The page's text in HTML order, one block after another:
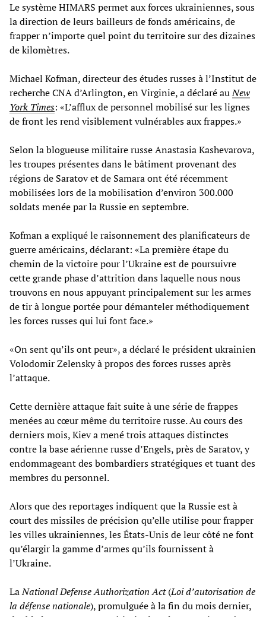
Le système HIMARS permet aux forces ukrainiennes, sous
la direction de leurs bailleurs de fonds américains, de
frapper n’importe quel point du territoire sur des dizaines
de kilomètres.
Michael Kofman, directeur des études russes à l’Institut de
recherche CNA d’Arlington, en Virginie, a déclaré auNew
York Times: «L’afflux de personnel mobilisé sur les lignes
de front les rend visiblement vulnérables aux frappes.»
Selon la blogueuse militaire russe Anastasia Kashevarova,
les troupes présentes dans le bâtiment provenant des
régions de Saratov et de Samara ont été récemment
mobilisées lors de la mobilisation d’environ 300.000
soldats menée par la Russie en septembre.
Kofman a expliqué le raisonnement des planificateurs de
guerre américains, déclarant: «La première étape du
chemin de la victoire pour l’Ukraine est de poursuivre
cette grande phase d’attrition dans laquelle nous nous
trouvons en nous appuyant principalement sur les armes
de tir à longue portée pour démanteler méthodiquement
les forces russes qui lui font face.»
«On sent qu’ils ont peur», a déclaré le président ukrainien
Volodomir Zelensky à propos des forces russes après
l’attaque.
Cette dernière attaque fait suite à une série de frappes
menées au cœur même du territoire russe. Au cours des
derniers mois, Kiev a mené trois attaques distinctes
contre la base aérienne russe d’Engels, près de Saratov, y
endommageant des bombardiers stratégiques et tuant des
membres du personnel.
Alors que des reportages indiquent que la Russie est à
court des missiles de précision qu’elle utilise pour frapper
les villes ukrainiennes, les États-Unis de leur côté ne font
qu’élargir la gamme d’armes qu’ils fournissent à
l’Ukraine.
LaNational Defense Authorization Act(Loi d’autorisation de
la défense nationale), promulguée à la fin du mois dernier,